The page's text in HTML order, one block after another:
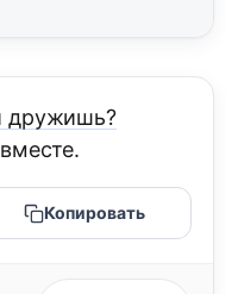
дружишь?
Копировать